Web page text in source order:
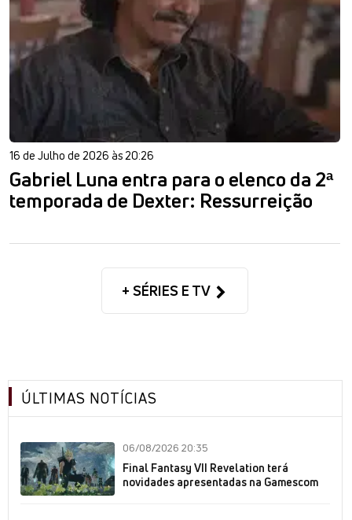
16 de Julho de 2026 às 20:26
Gabriel Luna entra para o elenco da 2ª
temporada de Dexter: Ressurreição
+ SÉRIES E TV
ÚLTIMAS NOTÍCIAS
06/08/2026 20:35
Final Fantasy VII Revelation terá
novidades apresentadas na Gamescom